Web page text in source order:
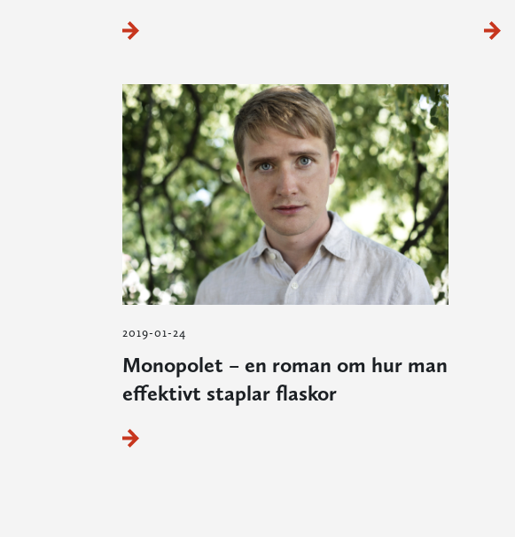
2019-01-24
Monopolet – en roman om hur man
effektivt staplar flaskor